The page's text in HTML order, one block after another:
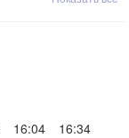
16:04
16:34